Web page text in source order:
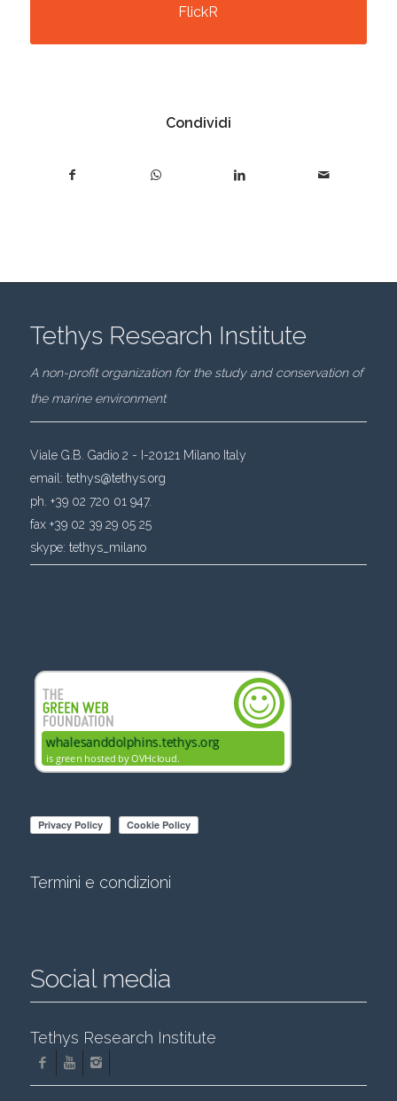
FlickR
Condividi
Tethys Research Institute
A non-profit organization for the study and conservation of
the marine environment
Viale G.B. Gadio 2 - I-20121 Milano Italy
email: tethys@tethys.org
ph. +39 02 720 01 947.
fax +39 02 39 29 05 25
skype: tethys_milano
Termini e condizioni
Social media
Tethys Research Institute